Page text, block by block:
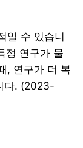
일 수 있습니
정 연구가 물
, 연구가 더 복
다. (2023-